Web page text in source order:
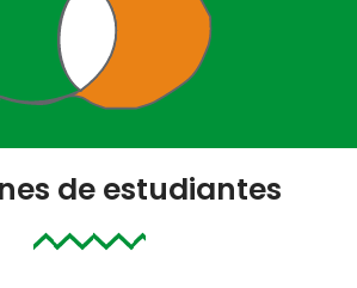
de estudiantes